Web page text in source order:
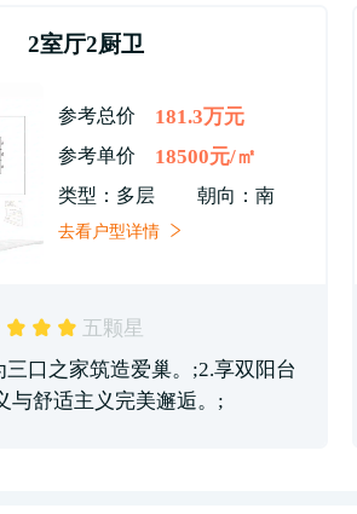
2室厅2厨卫
参考总价 181.3万元
参考单价 18500元/㎡
类型：多层 朝向：南
去看户型详情
五颗星
三口之家筑造爱巢。;2.享双阳台
与舒适主义完美邂逅。;